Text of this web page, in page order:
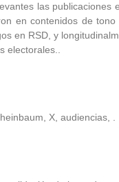
las
en contenidos de
en RSD, y
electorales..
X, audiencias, .